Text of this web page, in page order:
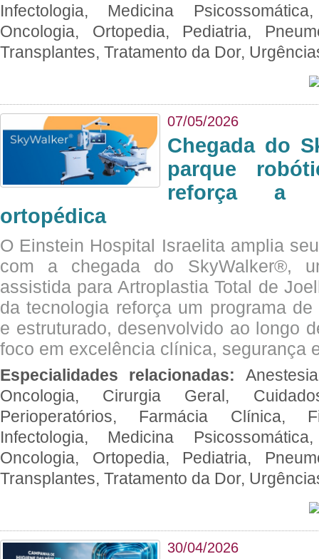
Infectologia, Medicina
Oncologia, Ortopedia, Pediatria,
Transplantes, Tratamento da Dor,
07/05/2026
Chegada do
parque
reforça a
ortopédica
O Einstein Hospital Israelita amplia
com a chegada do SkyWalker®,
assistida para Artroplastia Total de
da tecnologia reforça um programa
e estruturado, desenvolvido ao longo
foco em excelência clínica, segurança
Especialidades relacionadas:
Oncologia, Cirurgia Geral,
Perioperatórios, Farmácia Clínica,
Infectologia, Medicina
Oncologia, Ortopedia, Pediatria,
Transplantes, Tratamento da Dor,
30/04/2026